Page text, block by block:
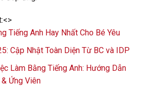
Tiếng Anh Hay Nhất Cho Bé Yêu
Cập Nhật Toàn Diện Từ BC và IDP
Làm Bằng Tiếng Anh: Hướng Dẫn
Ứng Viên